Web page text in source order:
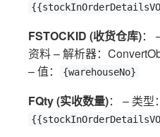
FSTOCKID (收货仓库)：
资料 – 解析器：
– 值：
{warehouseNo}
FQty (实收数量)： – 类型